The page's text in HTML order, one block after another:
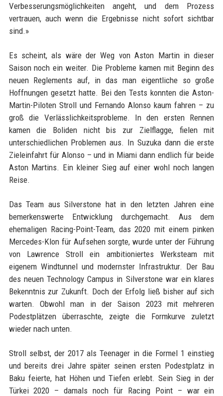
Verbesserungsmöglichkeiten angeht, und dem Prozess
vertrauen, auch wenn die Ergebnisse nicht sofort sichtbar
sind.»
Es scheint, als wäre der Weg von Aston Martin in dieser
Saison noch ein weiter. Die Probleme kamen mit Beginn des
neuen Reglements auf, in das man eigentliche so große
Hoffnungen gesetzt hatte. Bei den Tests konnten die Aston-
Martin-Piloten Stroll und Fernando Alonso kaum fahren – zu
groß die Verlässlichkeitsprobleme. In den ersten Rennen
kamen die Boliden nicht bis zur Zielflagge, fielen mit
unterschiedlichen Problemen aus. In Suzuka dann die erste
Zieleinfahrt für Alonso – und in Miami dann endlich für beide
Aston Martins. Ein kleiner Sieg auf einer wohl noch langen
Reise.
Das Team aus Silverstone hat in den letzten Jahren eine
bemerkenswerte Entwicklung durchgemacht. Aus dem
ehemaligen Racing-Point-Team, das 2020 mit einem pinken
Mercedes-Klon für Aufsehen sorgte, wurde unter der Führung
von Lawrence Stroll ein ambitioniertes Werksteam mit
eigenem Windtunnel und modernster Infrastruktur. Der Bau
des neuen Technology Campus in Silverstone war ein klares
Bekenntnis zur Zukunft. Doch der Erfolg ließ bisher auf sich
warten. Obwohl man in der Saison 2023 mit mehreren
Podestplätzen überraschte, zeigte die Formkurve zuletzt
wieder nach unten.
Stroll selbst, der 2017 als Teenager in die Formel 1 einstieg
und bereits drei Jahre später seinen ersten Podestplatz in
Baku feierte, hat Höhen und Tiefen erlebt. Sein Sieg in der
Türkei 2020 – damals noch für Racing Point – war ein